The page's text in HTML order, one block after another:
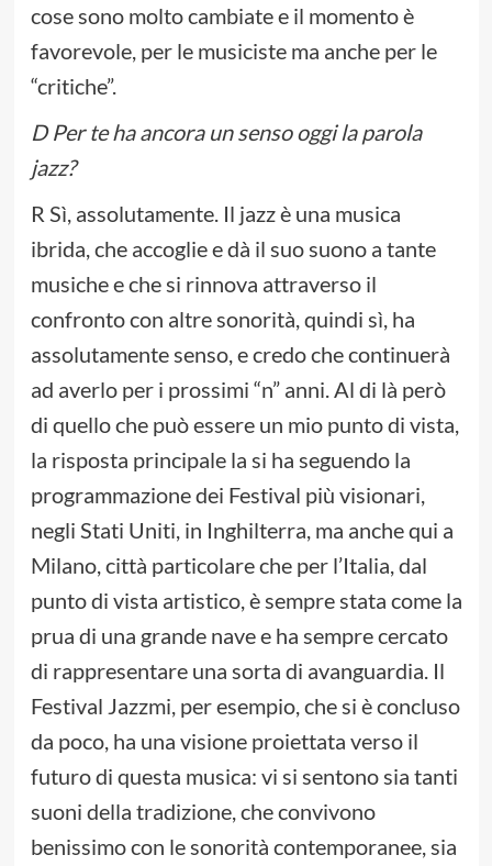
cose sono molto cambiate e il momento è
favorevole, per le musiciste ma anche per le
“critiche”.
D Per te ha ancora un senso oggi la parola
jazz?
R Sì, assolutamente. Il jazz è una musica
ibrida, che accoglie e dà il suo suono a tante
musiche e che si rinnova attraverso il
confronto con altre sonorità, quindi sì, ha
assolutamente senso, e credo che continuerà
ad averlo per i prossimi “n” anni. Al di là però
di quello che può essere un mio punto di vista,
la risposta principale la si ha seguendo la
programmazione dei Festival più visionari,
negli Stati Uniti, in Inghilterra, ma anche qui a
Milano, città particolare che per l’Italia, dal
punto di vista artistico, è sempre stata come la
prua di una grande nave e ha sempre cercato
di rappresentare una sorta di avanguardia. Il
Festival Jazzmi, per esempio, che si è concluso
da poco, ha una visione proiettata verso il
futuro di questa musica: vi si sentono sia tanti
suoni della tradizione, che convivono
benissimo con le sonorità contemporanee, sia